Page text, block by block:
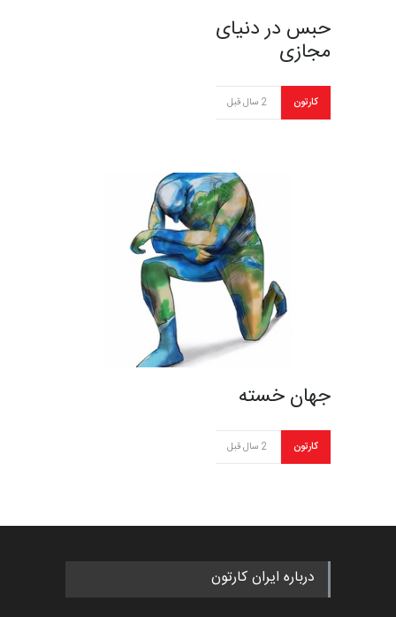
حبس در دنیای
مجازی
کارتون 2 سال قبل
جهان خسته
کارتون 2 سال قبل
درباره ایران کارتون